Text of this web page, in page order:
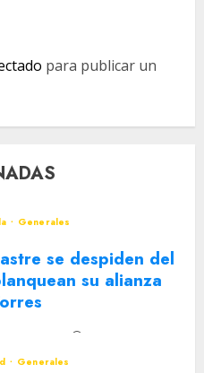
para publicar un
Generales
se despiden del
su alianza
DE 2026
Generales